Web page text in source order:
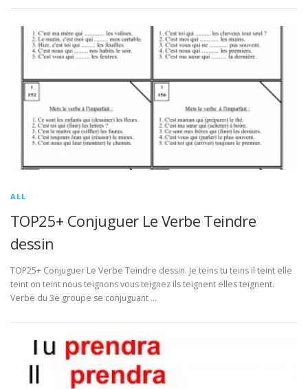
ALL
TOP25+ Conjuguer Le Verbe Teindre
dessin
TOP25+ Conjuguer Le Verbe Teindre dessin. Je teins tu teins il teint elle
teint on teint nous teignons vous teignez ils teignent elles teignent.
Verbe du 3e groupe se conjuguant …